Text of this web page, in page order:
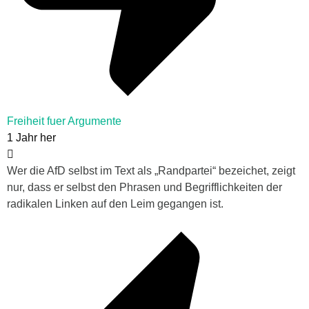
Freiheit fuer Argumente
1 Jahr her
Wer die AfD selbst im Text als „Randpartei“ bezeichet, zeigt
nur, dass er selbst den Phrasen und Begrifflichkeiten der
radikalen Linken auf den Leim gegangen ist.